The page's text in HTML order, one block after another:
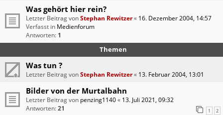
Was gehört hier rein?
Letzter Beitrag vonStephan Rewitzer« 16. Dezember 2004, 14:57
Verfasst in Medienforum
Antworten: 1
Themen
Was tun ?
Letzter Beitrag vonStephan Rewitzer« 13. Februar 2004, 13:01
Bilder von der Murtalbahn
Letzter Beitrag von penzing1140« 13. Juli 2021, 09:32
Antworten:21 1 2